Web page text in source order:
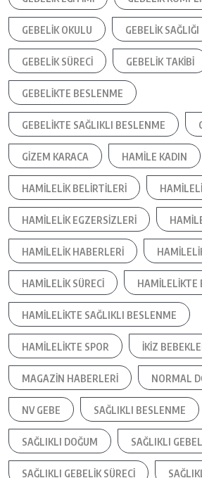
GEBELIK OKULU GEBELIK SAĞLIĞI
GEBELIK SÜRECI GEBELIK TAKIBI
GEBELIKTE BESLENME
GEBELIKTE SAĞLIKLI BESLENME
GIZEM KARACA HAMILE KADIN
HAMILELIK BELIRTILERI
HAMILELIK EGZERSIZLERI
HAMILELIK HABERLERI
HAMILELIK SÜRECI HAMILELIKTE
HAMILELIKTE SAĞLIKLI BESLENME
HAMILELIKTE SPOR IKIZ
MAGAZIN HABERLERI NORMAL
NV GEBE SAĞLIKLI BESLENME
SAĞLIKLI DOĞUM SAĞLIKLI
SAĞLIKLI GEBELIK SÜRECI